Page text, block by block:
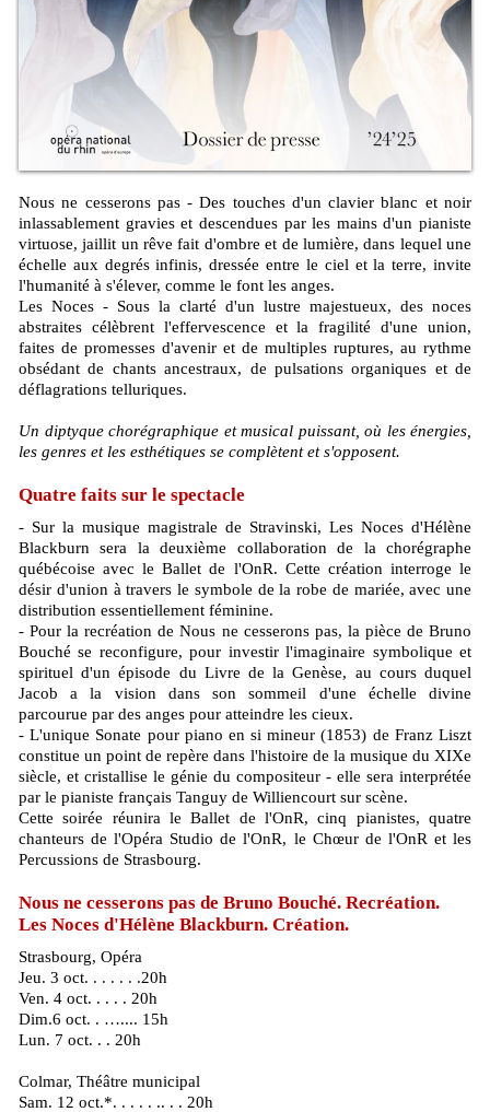
Nous ne cesserons pas - Des touches d'un clavier blanc et noir
inlassablement gravies et descendues par les mains d'un pianiste
virtuose, jaillit un rêve fait d'ombre et de lumière, dans lequel une
échelle aux degrés infinis, dressée entre le ciel et la terre, invite
l'humanité à s'élever, comme le font les anges.
Les Noces - Sous la clarté d'un lustre majestueux, des noces
abstraites célèbrent l'effervescence et la fragilité d'une union,
faites de promesses d'avenir et de multiples ruptures, au rythme
obsédant de chants ancestraux, de pulsations organiques et de
déflagrations telluriques.
Un diptyque chorégraphique et musical puissant, où les énergies,
les genres et les esthétiques se complètent et s'opposent.
Quatre faits sur le spectacle
Blackburn sera la deuxième collaboration de la chorégraphe
québécoise avec le Ballet de l'OnR. Cette création interroge le
désir d'union à travers le symbole de la robe de mariée, avec une
distribution essentiellement féminine.
- Pour la recréation de Nous ne cesserons pas, la pièce de Bruno
Bouché se reconfigure, pour investir l'imaginaire symbolique et
spirituel d'un épisode du Livre de la Genèse, au cours duquel
Jacob a la vision dans son sommeil d'une échelle divine
parcourue par des anges pour atteindre les cieux.
- L'unique Sonate pour piano en si mineur (1853) de Franz Liszt
constitue un point de repère dans l'histoire de la musique du XIXe
siècle, et cristallise le génie du compositeur - elle sera interprétée
par le pianiste français Tanguy de Williencourt sur scène.
Cette soirée réunira le Ballet de l'OnR, cinq pianistes, quatre
chanteurs de l'Opéra Studio de l'OnR, le Chœur de l'OnR et les
Percussions de Strasbourg.
Nous ne cesserons pas de Bruno Bouché. Recréation.
Les Noces d'Hélène Blackburn. Création.
Strasbourg, Opéra
Jeu. 3 oct. . . . . . .20h
Ven. 4 oct. . . . . 20h
Dim.6 oct. . ….... 15h
Lun. 7 oct. . . 20h
Colmar, Théâtre municipal
Sam. 12 oct.*. . . . . .. . . 20h